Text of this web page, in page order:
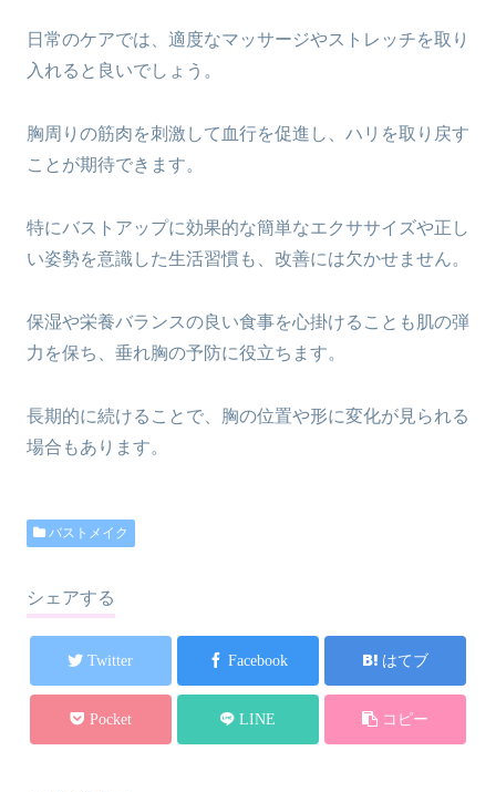
日常のケアでは、適度なマッサージやストレッチを取り
入れると良いでしょう。
胸周りの筋肉を刺激して血行を促進し、ハリを取り戻す
ことが期待できます。
特にバストアップに効果的な簡単なエクササイズや正し
い姿勢を意識した生活習慣も、改善には欠かせません。
保湿や栄養バランスの良い食事を心掛けることも肌の弾
力を保ち、垂れ胸の予防に役立ちます。
長期的に続けることで、胸の位置や形に変化が見られる
場合もあります。
バストメイク
シェアする
Twitter Facebook はてブ
Pocket LINE コピー